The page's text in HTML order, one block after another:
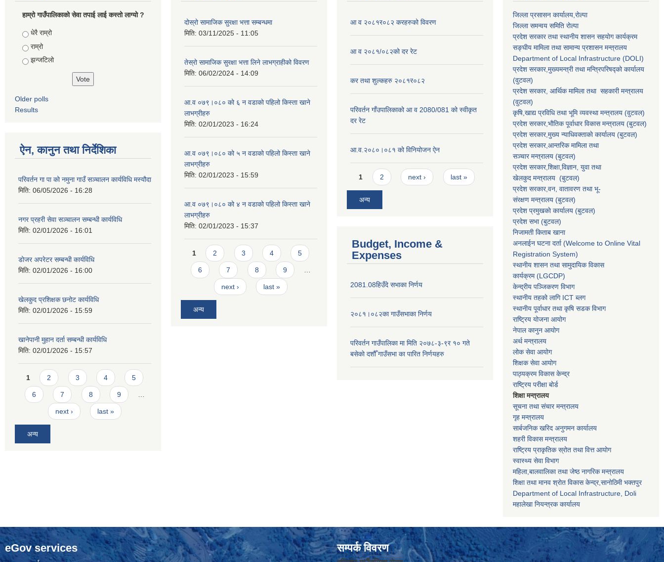
हाम्रो गाउँपालिकाको सेवा तपाई लाई कस्तो लाग्यो ?
Choices
धेरै राम्रो
राम्रो
झन्जटिलो
Older polls
Results
ऐन, कानुन तथा निर्देशिका
परिवर्तन गा पा को नमुना गाउँ सञ्चालन कार्यविधि मस्यौदा
मिति: 06/05/2026 - 16:28
नगर प्रहरी सेवा सञ्चालन सम्बन्धी कार्यविधि
मिति: 02/01/2026 - 16:01
डोजर अपरेटर सम्बन्धी कार्यविधि
मिति: 02/01/2026 - 16:00
खेलकुद प्रशिक्षक छनोट कार्यविधि
मिति: 02/01/2026 - 15:59
खानेपानी मुहान दर्ता सम्बन्धी कार्यविधि
मिति: 02/01/2026 - 15:57
Pages
1 2 3 4 5
6 7 8 9
next › last »
अन्य
दोस्रो सामाजिक सुरक्षा भत्ता सम्बन्धमा
मिति: 03/11/2025 - 11:05
तेस्रो सामाजिक सुरक्षा भत्ता लिने लाभग्राहीको विवरण
मिति: 06/02/2024 - 14:09
आ.व ०७९।०८० को ६ न‌‍ वडाको पहिलो किस्ता खाने
लाभग्रीहरु
मिति: 02/01/2023 - 16:24
आ.व ०७९।०८० को ५ न‌‍ वडाको पहिलो किस्ता खाने
लाभग्रीहरु
मिति: 02/01/2023 - 15:59
आ.व ०७९।०८० को ४ न‌‍ वडाको पहिलो किस्ता खाने
लाभग्रीहरु
मिति: 02/01/2023 - 15:37
Pages
1 2 3 4 5
6 7 8 9
next › last »
अन्य
आ व २०८१र०८२ करहरुको विवरण
आ व २०८१/०८२को दर रेट
कर तथा शुल्कहरु २०८१र०८२
परिवर्तन गाँउपालिकाको आ व 2080/081 को स्वीकृत
दर रेट
आ.व.२०८०।०८१ को विनियोजन ऐन
Pages
1 2 next › last »
अन्य
Budget, Income &
Expenses
2081.08हिउँदे सभाका निर्णय
२०८१।०८२का गाउँसभाका निर्णय
परिवर्तन गाउँपालिका मा मिति २०७८-३-९र १० गते
बसेकाे दशौँ गाउँसभा का पारित निर्णयहरु
जिल्ला प्रसासन कार्यालय,राेल्पा
जिल्ला समन्वय समिति रोल्पा
प्रदेश सरकार तथा स्थानीय शासन सहयाेग कार्यक्रम
सङ्‍घीय मामिला तथा सामान्य प्रशासन मन्त्रालय
Department of Local Infrastructure (DOLI)
प्रदेश सरकार,मुख्यमन्त्री तथा मन्त्रिपरिषद्को कार्यालय
(वुटवल)
प्रदेश सरकार, आर्थिक मामिला तथा सहकारी मन्त्रालय
(वुटवल)
कृषि,खाद्य प्रविधि तथा भूमि व्यवस्था मन्त्रालय (वुटवल)
प्रदेश सरकार,भाैतिक पूर्वाधार विकास मन्त्रालय (बुटवल)
प्रदेश सरकार,मुख्य न्याधिवक्ताकाे कार्यालय (बुटवल)
प्रदेश सरकार,आन्तरिक मामिला तथा
सञ्चार मन्त्रालय (बुटवल)
प्रदेश सरकार,शिक्षा,विज्ञान, युवा तथा
खेलकुद मन्त्रालय (बुटवल)
प्रदेश सरकार,वन, वातावरण तथा भू-
संरक्षण मन्त्रालय (बुटवल)
प्रदेश प्रमुखकाे कार्यालय (बुटवल)
प्रदेश सभा (बुटवल)
निजामती किताब खाना
अनलाईन घटना दर्ता (Welcome to Online Vital
Registration System)
स्थानीय शासन तथा सामुदायिक विकास
कार्यक्रम (LGCDP)
केन्द्रीय पञ्जिकरण विभाग
स्थानीय तहको लागि ICT ब्लग
स्थानीय पूर्वाधार तथा कृषि सडक विभाग
राष्ट्रिय योजना आयोग
नेपाल कानुन आयोग
अर्थ मन्त्रालय
लोक सेवा आयोग
शिक्षक सेवा आयोग
पाठ्यक्रम विकास केन्द्र
राष्ट्रिय परीक्षा बोर्ड
शिक्षा मन्त्रालय
सूचना तथा संचार मन्त्रालय
गृह मन्त्रालय
सार्बजनिक खरिद अनुगमन कार्यालय
शहरी विकास मन्त्रालय
राष्ट्रिय प्राकृतिक स्रोत तथा वित्त आयोग
स्वास्थ्य सेवा विभाग
महिला,बालवालिका तथा जेष्ठ नागरिक मन्त्रालय
शिक्षा तथा मानव श्राेत विकास केन्द्र,सानाेठिमी भक्तपुर
Department of Local Infrastructure, Doli
महालेखा नियन्त्रक कार्यालय
eGov services सम्पर्क विवरण